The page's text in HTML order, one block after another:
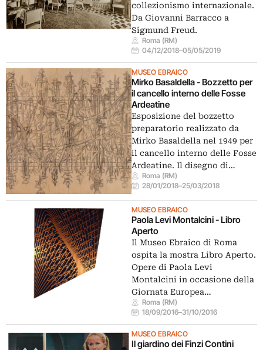
collezionismo internazionale.
Da Giovanni Barracco a
Sigmund Freud.
Roma (RM)
04/12/2018–05/05/2019
MUSEO EBRAICO
Mirko Basaldella - Bozzetto per
il cancello interno delle Fosse
Ardeatine
Esposizione del bozzetto
preparatorio realizzato da
Mirko Basaldella nel 1949 per
il cancello interno delle Fosse
Ardeatine. Il disegno di…
Roma (RM)
28/01/2018–25/03/2018
MUSEO EBRAICO
Paola Levi Montalcini - Libro
Aperto
Il Museo Ebraico di Roma
ospita la mostra Libro Aperto.
Opere di Paola Levi
Montalcini in occasione della
Giornata Europea…
Roma (RM)
18/09/2016–31/10/2016
MUSEO EBRAICO
Il giardino dei Finzi Contini